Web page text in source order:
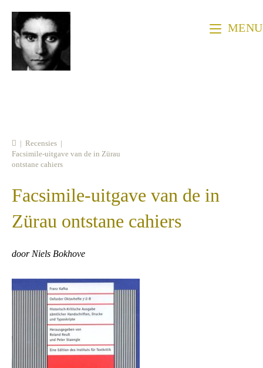
inhoud
MENU
Facsimile-uitgave van de in
Zürau ontstane cahiers
| Recensies |
Facsimile-uitgave van de in Zürau
ontstane cahiers
door Niels Bokhove